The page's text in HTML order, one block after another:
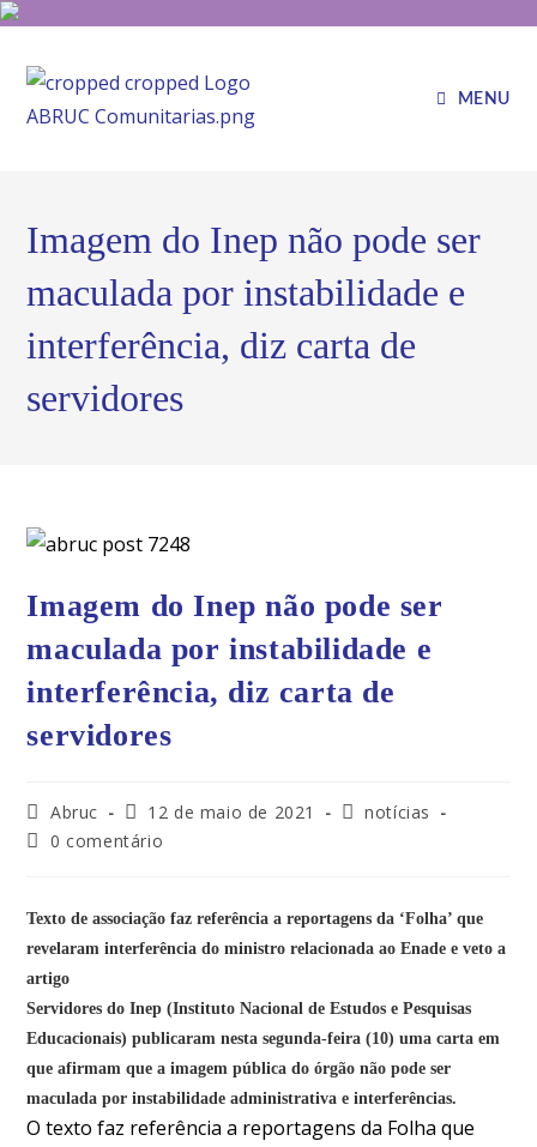
MENU
Imagem do Inep não pode ser
maculada por instabilidade e
interferência, diz carta de
servidores
Imagem do Inep não pode ser
maculada por instabilidade e
interferência, diz carta de
servidores
Abruc 12 de maio de 2021
notícias
0 comentário
Texto de associação faz referência a reportagens da ‘Folha’ que
revelaram interferência do ministro relacionada ao Enade e veto a
artigo
Servidores do Inep (Instituto Nacional de Estudos e Pesquisas
Educacionais) publicaram nesta segunda-feira (10) uma carta em
que afirmam que a imagem pública do órgão não pode ser
maculada por instabilidade administrativa e interferências.
O texto faz referência a reportagens da Folha que